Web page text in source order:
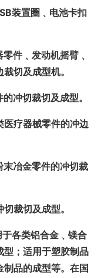
装置圈﹑电池卡扣
件﹑发动机摇臂﹑
切及成型机。
冲切裁切及成型。
医疗器械零件的冲边
冶金零件的冲切裁
裁切及成型。
各类铝合金﹑镁合
型；适用于塑胶制品
品的成型等。在国